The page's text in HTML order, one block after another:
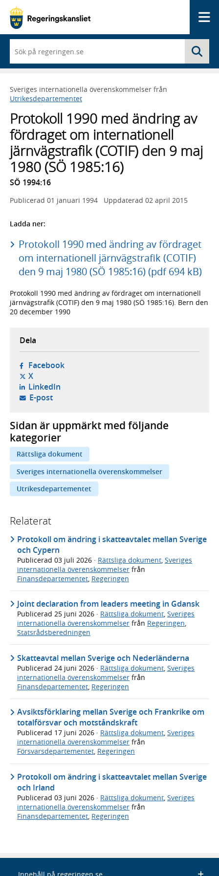
du
börjar
skriva
framträder
en
med
sökförslag
Sveriges internationella överenskommelser från
Utrikesdepartementet
Protokoll 1990 med ändring av
fördraget om internationell
järnvägstrafik (COTIF) den 9 maj
1980 (SÖ 1985:16)
SÖ 1994:16
Publicerad 01 januari 1994 Uppdaterad 02 april 2015
Ladda ner:
Protokoll 1990 med ändring av fördraget
om internationell järnvägstrafik (COTIF)
den 9 maj 1980 (SÖ 1985:16) (pdf 694 kB)
Protokoll 1990 med ändring av fördraget om internationell
järnvägstrafik (COTIF) den 9 maj 1980 (SÖ 1985:16). Bern den
20 december 1990
Dela
Facebook- öppnas i ny flik, extern webbplats,
X- öppnas i ny flik, extern webbplats,
LinkedIn- öppnas i ny flik, extern webbplats,
E-post- öppnar din e-postklient,
Sidan är uppmärkt med följande
kategorier
Rättsliga dokument
Sveriges internationella överenskommelser
Utrikesdepartementet
Relaterat
Protokoll om ändring i skatteavtalet mellan Sverige
och Cypern
Publicerad 03 juli 2026 · Rättsliga dokument Sveriges
internationella överenskommelser från
Finansdepartementet Regeringen
Joint declaration from leaders meeting in Gdansk
Publicerad 25 juni 2026 · Rättsliga dokument, Sveriges
internationella överenskommelser från Regeringen,
Statsrådsberedningen
Skatteavtal mellan Sverige och Nederländerna
Publicerad 24 juni 2026 · Rättsliga dokument, Sveriges
internationella överenskommelser från
Finansdepartementet, Regeringen
Avsiktsförklaring mellan Sverige och Frankrike om
totalförsvar och motståndskraft
Publicerad 17 juni 2026 · Rättsliga dokument, Sveriges
internationella överenskommelser från
Försvarsdepartementet, Regeringen
Protokoll om ändring i skatteavtalet mellan Sverige
och Irland
Publicerad 03 juni 2026 · Rättsliga dokument, Sveriges
internationella överenskommelser från
Finansdepartementet, Regeringen